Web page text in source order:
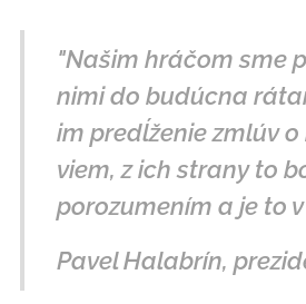
"Našim hráčom sme
nimi do budúcna
im predĺženie zmlúv
viem, z ich strany to
porozumením a je to
Pavel Halabrín,